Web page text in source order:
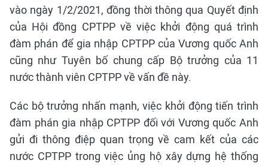
vào ngày 1/2/2021, đồng thời thông qua Quyết định
của Hội đồng CPTPP về việc khởi động quá trình
đàm phán để gia nhập CPTPP của Vương quốc Anh
cũng như Tuyên bố chung cấp Bộ trưởng của 11
nước thành viên CPTPP về vấn đề này.
Các bộ trưởng nhấn mạnh, việc khởi động tiến trình
đàm phán gia nhập CPTPP đối với Vương quốc Anh
gửi đi thông điệp quan trọng về cam kết của các
nước CPTPP trong việc ủng hộ xây dựng hệ thống